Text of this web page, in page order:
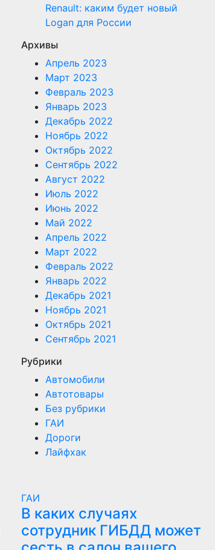
Renault: каким будет новый
Logan для России
Архивы
Апрель 2023
Март 2023
Февраль 2023
Январь 2023
Декабрь 2022
Ноябрь 2022
Октябрь 2022
Сентябрь 2022
Август 2022
Июль 2022
Июнь 2022
Май 2022
Апрель 2022
Март 2022
Февраль 2022
Январь 2022
Декабрь 2021
Ноябрь 2021
Октябрь 2021
Сентябрь 2021
Рубрики
Автомобили
Автотовары
Без рубрики
ГАИ
Дороги
Лайфхак
ГАИ
В каких случаях
сотрудник ГИБДД может